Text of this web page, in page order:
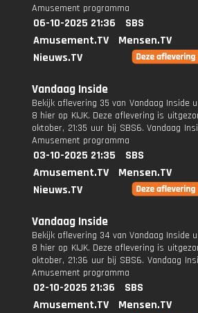
Amusement programma
06-10-2025 21:36
SBS
Amusement.TV
Mensen.TV
Nieuws.TV
Vandaag Inside
Bekijk aflevering 35 van Vandaag Inside
8 hier op KIJK. Deze aflevering is
oktober, 21:35 uur bij SBS6. Vandaag
Amusement programma
03-10-2025 21:35
SBS
Amusement.TV
Mensen.TV
Nieuws.TV
Vandaag Inside
Bekijk aflevering 34 van Vandaag Inside
8 hier op KIJK. Deze aflevering is
oktober, 21:36 uur bij SBS6. Vandaag
Amusement programma
02-10-2025 21:36
SBS
Amusement.TV
Mensen.TV